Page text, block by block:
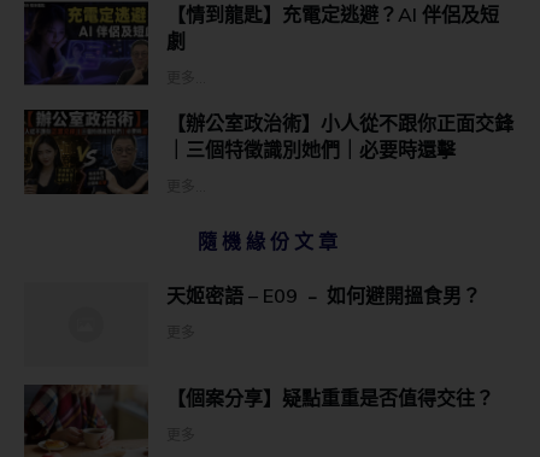
【情到龍匙】充電定逃避？AI 伴侶及短
劇
【辦公室政治術】小人從不跟你正面交鋒
｜三個特徵識別她們｜必要時還擊
隨機緣份文章
天姬密語 – E09 ﹣ 如何避開搵食男？
【個案分享】疑點重重是否值得交往？